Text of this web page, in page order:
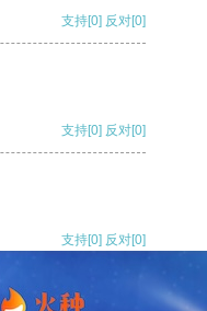
支持[0] 反对[0]
支持[0] 反对[0]
支持[0] 反对[0]